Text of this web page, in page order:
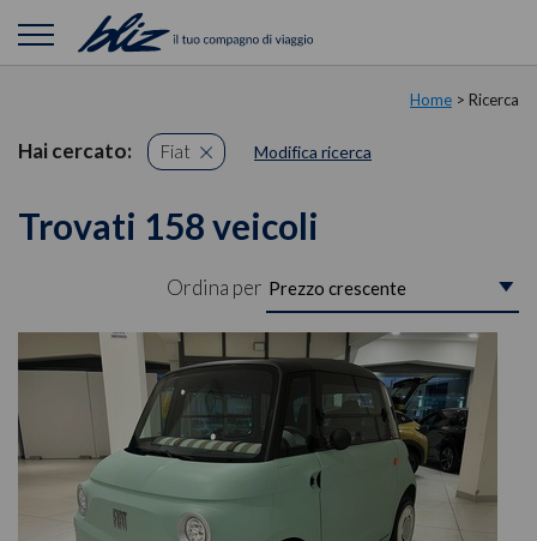
Home > Ricerca
Hai cercato: Fiat Modifica ricerca
Trovati 158 veicoli
Ordina per